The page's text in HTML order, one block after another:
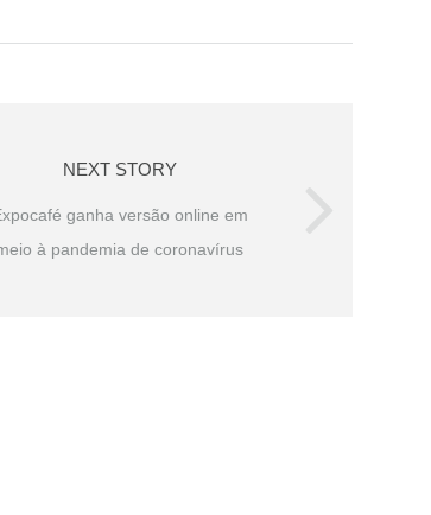
NEXT STORY
ganha versão online em
à pandemia de coronavírus